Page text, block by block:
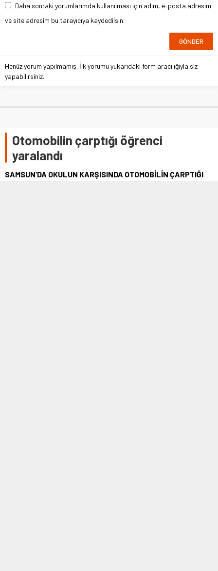
Daha sonraki yorumlarımda kullanılması için adım, e-posta adresim
ve site adresim bu tarayıcıya kaydedilsin.
Henüz yorum yapılmamış. İlk yorumu yukarıdaki form aracılığıyla siz
yapabilirsiniz.
Otomobilin çarptığı öğrenci
yaralandı
SAMSUN’DA OKULUN KARŞISINDA OTOMOBİLİN ÇARPTIĞI